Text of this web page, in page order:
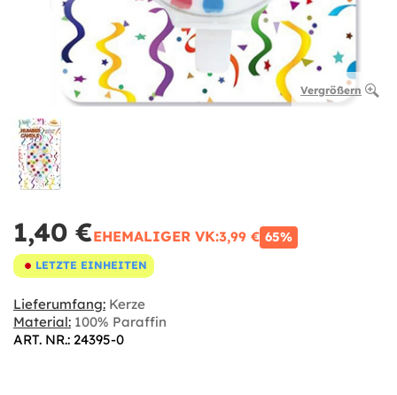
Vergrößern
1,40 €EHEMALIGER VK:3,99 € 65%
LETZTE EINHEITEN
Lieferumfang: Kerze
Material: 100% Paraffin
ART. NR.: 24395-0